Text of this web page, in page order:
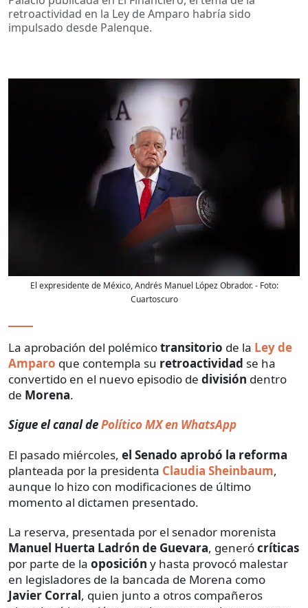
retroactividad en la Ley de Amparo habría sido
impulsado desde Palenque.
El expresidente de México, Andrés Manuel López Obrador.- Foto:
Cuartoscuro
La aprobación del polémicotransitorio de la Ley de
Amparo que contempla su retroactividad se ha
convertido en el nuevo episodio de división dentro
de Morena.
Sigue el canal dePolítico MX en WhatsApp
El pasado miércoles, el Senado aprobó la reforma
planteada por la presidenta Claudia Sheinbaum,
aunque lo hizo con modificaciones de último
momento al dictamen presentado.
La reserva, presentada por el senador morenista
Manuel Huerta Ladrón de Guevara, generócríticas
por parte de la oposición y hasta provocó malestar
en legisladores de la bancada de Morena como
Javier Corral, quien junto a otros compañeros